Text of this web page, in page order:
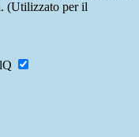
(Utilizzato per il